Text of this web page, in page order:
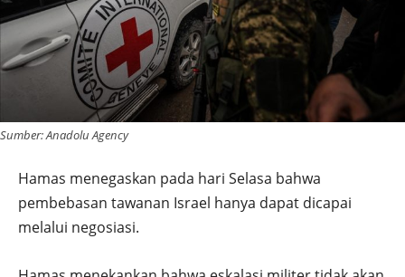
Sumber: Anadolu Agency
Hamas menegaskan pada hari Selasa bahwa
pembebasan tawanan Israel hanya dapat dicapai
melalui negosiasi.